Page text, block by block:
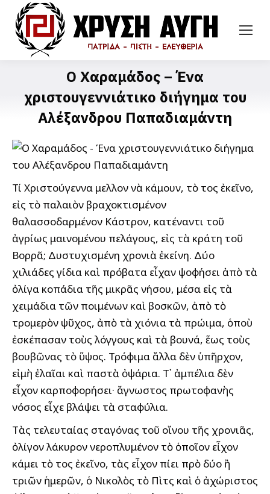
Ο Χαραμάδος – Ένα
χριστουγεννιάτικο διήγημα του
Αλέξανδρου Παπαδιαμάντη
Τί Χριστούγεννα ἔμελλον νὰ κάμουν, τὸ ἔτος ἐκεῖνο,
εἰς τὸ παλαιὸν βραχοκτισμένον
θαλασσοδαρμένον Κάστρον, κατέναντι τοῦ
ἀγρίως μαινομένου πελάγους, εἰς τὰ κράτη τοῦ
Βορρᾶ; Δυστυχισμένη χρονιὰ ἐκείνη. Δύο
χιλιάδες γίδια καὶ πρόβατα εἶχαν ψοφήσει ἀπὸ τὰ
ὀλίγα κοπάδια τῆς μικρᾶς νήσου, μέσα εἰς τὰ
χειμάδια τῶν ποιμένων καὶ βοσκῶν, ἀπὸ τὸ
τρομερὸν ψῦχος, ἀπὸ τὰ χιόνια τὰ πρώιμα, ὁποὺ
ἐσκέπασαν τοὺς λόγγους καὶ τὰ βουνά, ἕως τοὺς
βουβῶνας τὸ ὕψος. Τρόφιμα ἄλλα δὲν ὑπῆρχον,
εἰμὴ ἐλαῖαι καὶ παστὰ ὀψάρια. Τ᾽ ἀμπέλια δὲν
εἶχον καρποφορήσει· ἄγνωστος πρωτοφανὴς
νόσος εἶχε βλάψει τὰ σταφύλια.
Τὰς τελευταίας σταγόνας τοῦ οἴνου τῆς χρονιᾶς,
ὀλίγον λάκυρον νεροπλυμένον τὸ ὁποῖον εἶχον
κάμει τὸ ἔτος ἐκεῖνο, τὰς εἶχον πίει πρὸ δύο ἢ
τριῶν ἡμερῶν, ὁ Νικολὸς τὸ Πὶτς καὶ ὁ ἀχώριστος